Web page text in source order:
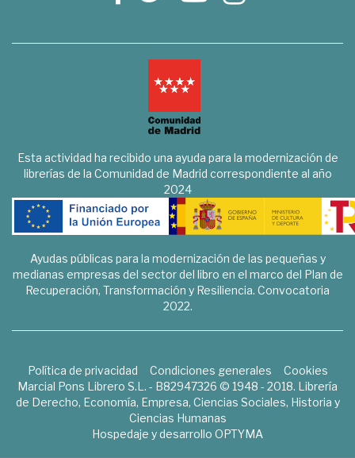
Esta actividad ha recibido una ayuda para la modernización de
librerías de la Comunidad de Madrid correspondiente al año
2024
Ayudas públicas para la modernización de las pequeñas y
medianas empresas del sector del libro en el marco del Plan de
Recuperación, Transformación y Resiliencia. Convocatoria
2022.
Política de privacidad Condiciones generales
Cookies
Marcial Pons Librero S.L. - B82947326 © 1948 - 2018. Librería
de Derecho, Economía, Empresa, Ciencias Sociales, Historia y
Ciencias Humanas
Hospedaje y desarrollo OPTYMA